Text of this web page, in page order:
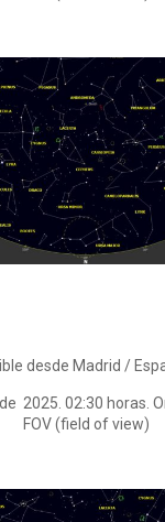
desde Madrid /
2025. 02:30 horas.
FOV (field of view)